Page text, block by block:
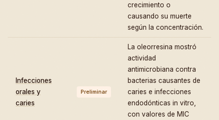
crecimiento o
causando su muerte
según la concentración.
Infecciones
orales y
caries
Preliminar
La oleorresina mostró
actividad
antimicrobiana contra
bacterias causantes de
caries e infecciones
endodónticas in vitro,
con valores de MIC